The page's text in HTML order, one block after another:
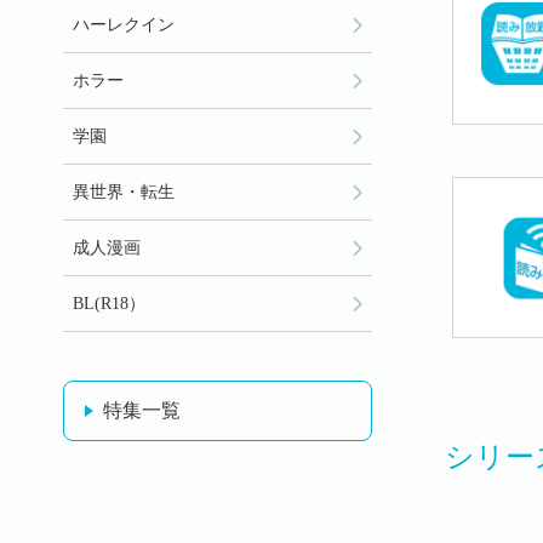
シリー
ハーレクイン
ホラー
学園
異世界・転生
成人漫画
BL(R18）
特集一覧